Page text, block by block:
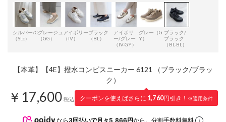
シルバー/C
（SLc）
グレージュ
（GG）
アイボリー
（IV）
ブラック
（BL）
アイボリ
ー/グレー
（IV-GY）
グレー（G
Y）
ブラック/
ブラック
（BL-BL）
【本革】【4E】撥水コンビスニーカー 6121 （ブラック/ブラッ
ク）
￥17,600 税込 クーポンを使えばさらに 1,760円引き！ ※適用条件
なら 3回払いで月々5,866円から。分割手数料無料